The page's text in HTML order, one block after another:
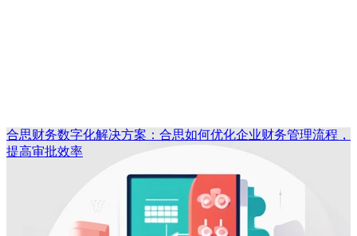
合思财务数字化解决方案：合思如何优化企业财务管理流程，
提高审批效率